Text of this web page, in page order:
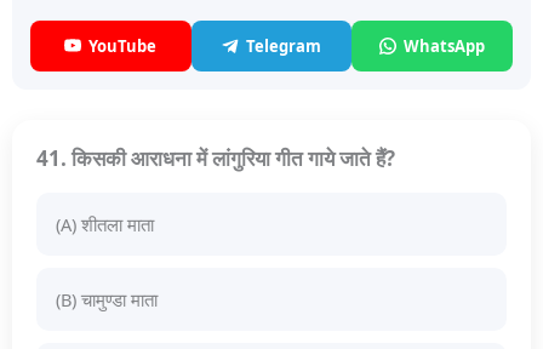
YouTube Telegram WhatsApp
41. किसकी आराधना में लांगुरिया गीत गाये जाते हैं?
(A) शीतला माता
(B) चामुण्डा माता